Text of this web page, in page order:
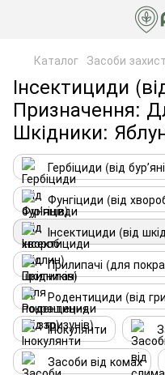
Каталог Засоби
Інсектициди
Призначення:
Шкідники:
Гербіциди (від
Фунгіциди (від
Інсектициди (від
Прилипачі (для
Родентициди (від
Інокулянти
Засоби від комах